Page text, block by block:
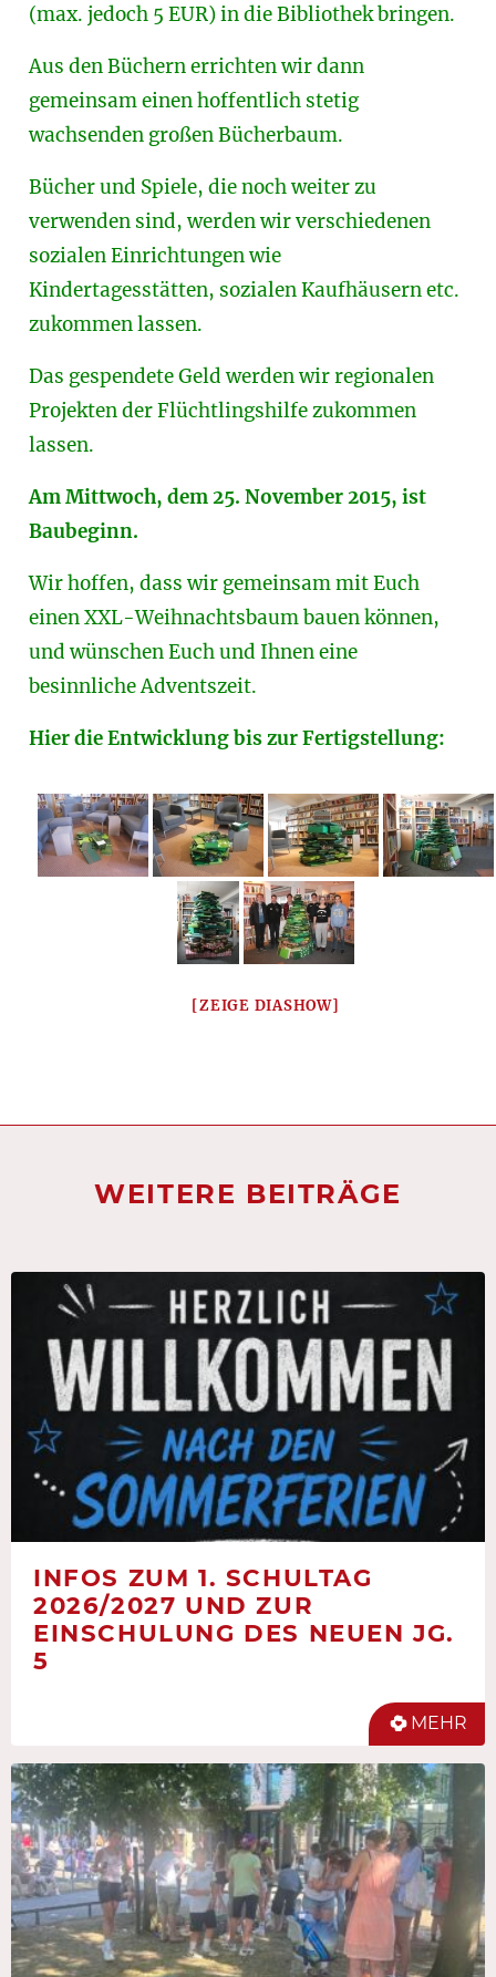
(max. jedoch 5 EUR) in die Bibliothek bringen.
Aus den Büchern errichten wir dann
gemeinsam einen hoffentlich stetig
wachsenden großen Bücherbaum.
Bücher und Spiele, die noch weiter zu
verwenden sind, werden wir verschiedenen
sozialen Einrichtungen wie
Kindertagesstätten, sozialen Kaufhäusern etc.
zukommen lassen.
Das gespendete Geld werden wir regionalen
Projekten der Flüchtlingshilfe zukommen
lassen.
Am Mittwoch, dem 25. November 2015, ist
Baubeginn.
Wir hoffen, dass wir gemeinsam mit Euch
einen XXL-Weihnachtsbaum bauen können,
und wünschen Euch und Ihnen eine
besinnliche Adventszeit.
Hier die Entwicklung bis zur Fertigstellung:
[ZEIGE DIASHOW]
WEITERE BEITRÄGE
INFOS ZUM 1. SCHULTAG
2026/2027 UND ZUR
EINSCHULUNG DES NEUEN JG.
5
MEHR